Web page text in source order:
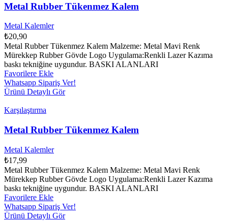
Metal Rubber Tükenmez Kalem
Metal Kalemler
₺20,90
Metal Rubber Tükenmez Kalem Malzeme: Metal Mavi Renk
Mürekkep Rubber Gövde Logo Uygulama:Renkli Lazer Kazıma
baskı tekniğine uygundur. BASKI ALANLARI
Favorilere Ekle
Whatsapp Sipariş Ver!
Ürünü Detaylı Gör
Karşılaştırma
Metal Rubber Tükenmez Kalem
Metal Kalemler
₺17,99
Metal Rubber Tükenmez Kalem Malzeme: Metal Mavi Renk
Mürekkep Rubber Gövde Logo Uygulama:Renkli Lazer Kazıma
baskı tekniğine uygundur. BASKI ALANLARI
Favorilere Ekle
Whatsapp Sipariş Ver!
Ürünü Detaylı Gör